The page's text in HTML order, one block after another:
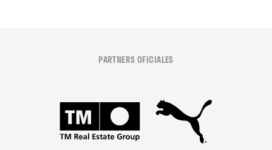
PARTNERS OFICIALES